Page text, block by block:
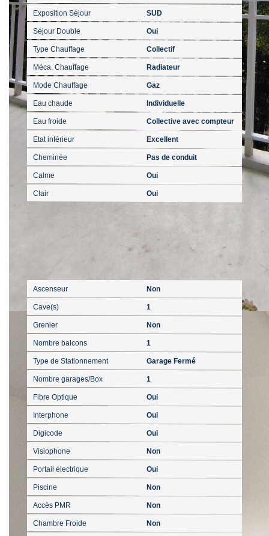
Exposition Séjour SUD
Séjour Double Oui
Type Chauffage Collectif
Méca. Chauffage Radiateur
Mode Chauffage Gaz
Eau chaude Individuelle
Eau froide Collective avec compteur
Etat intérieur Excellent
Cheminée Pas de conduit
Calme Oui
Clair Oui
Ascenseur Non
Cave(s) 1
Grenier Non
Nombre balcons 1
Type de Stationnement Garage Fermé
Nombre garages/Box 1
Fibre Optique Oui
Interphone Oui
Digicode Oui
Visiophone Non
Portail électrique Oui
Piscine Non
Accès PMR Non
Chambre Froide Non